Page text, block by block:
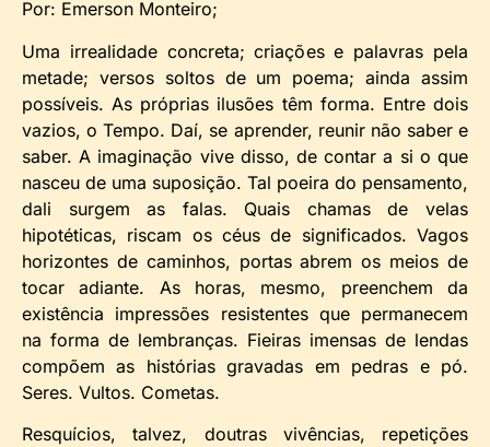
Por: Emerson Monteiro;
Uma irrealidade concreta; criações e palavras pela
metade; versos soltos de um poema; ainda assim
possíveis. As próprias ilusões têm forma. Entre dois
vazios, o Tempo. Daí, se aprender, reunir não saber e
saber. A imaginação vive disso, de contar a si o que
nasceu de uma suposição. Tal poeira do pensamento,
dali surgem as falas. Quais chamas de velas
hipotéticas, riscam os céus de significados. Vagos
horizontes de caminhos, portas abrem os meios de
tocar adiante. As horas, mesmo, preenchem da
existência impressões resistentes que permanecem
na forma de lembranças. Fieiras imensas de lendas
compõem as histórias gravadas em pedras e pó.
Seres. Vultos. Cometas.
Resquícios, talvez, doutras vivências, repetições